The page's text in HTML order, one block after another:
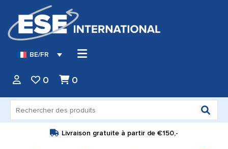
BE/FR
0 0
pour :
Livraison gratuite à partir de €150,-